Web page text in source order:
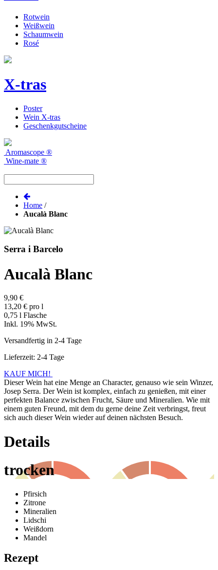
Rotwein
Weißwein
Schaumwein
Rosé
X-tras
Poster
Wein X-tras
Geschenkgutscheine
Aromascope ®
Wine-mate ®
Home /
Aucalà Blanc
Serra i Barcelo
Aucalà Blanc
9,90 €
13,20 € pro l
0,75 l Flasche
Inkl. 19% MwSt.
Versandfertig in 2-4 Tage
Lieferzeit: 2-4 Tage
KAUF MICH!
Dieser Wein hat eine Menge an Character, genauso wie sein Winzer,
Josep Serra. Der Wein ist komplex, einfach zu genießen, mit einer
perfekten Balance zwischen Frucht, Säure und Mineralien. Wie mit
einem guten Freund, mit dem du gerne deine Zeit verbringst, freut
sich auch dieser Wein wieder auf deinen nächsten Besuch.
Details
trocken
Pfirsich
Zitrone
Mineralien
Lidschi
Weißdorn
Mandel
Rezept